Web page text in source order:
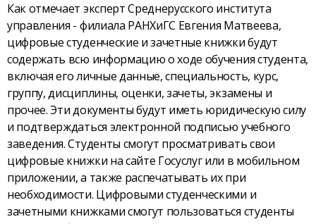
Как отмечает эксперт Среднерусского института
управления - филиала РАНХиГС Евгения Матвеева,
цифровые студенческие и зачетные книжки будут
содержать всю информацию о ходе обучения студента,
включая его личные данные, специальность, курс,
группу, дисциплины, оценки, зачеты, экзамены и
прочее. Эти документы будут иметь юридическую силу
и подтверждаться электронной подписью учебного
заведения. Студенты смогут просматривать свои
цифровые книжки на сайте Госуслуг или в мобильном
приложении, а также распечатывать их при
необходимости. Цифровыми студенческими и
зачетными книжками смогут пользоваться студенты